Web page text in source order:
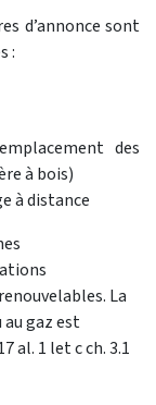
d’annonce sont
:
des
à bois)
à distance
La
gaz est
al. 1 let c ch. 3.1